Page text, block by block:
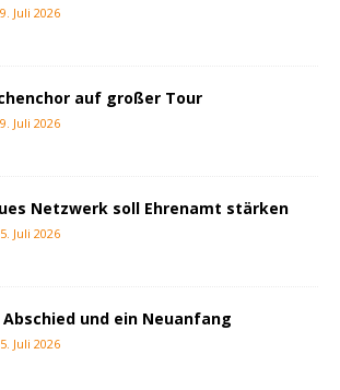
Juli 2026
auf großer Tour
Juli 2026
Netzwerk soll Ehrenamt stärken
Juli 2026
Abschied und ein Neuanfang
Juli 2026